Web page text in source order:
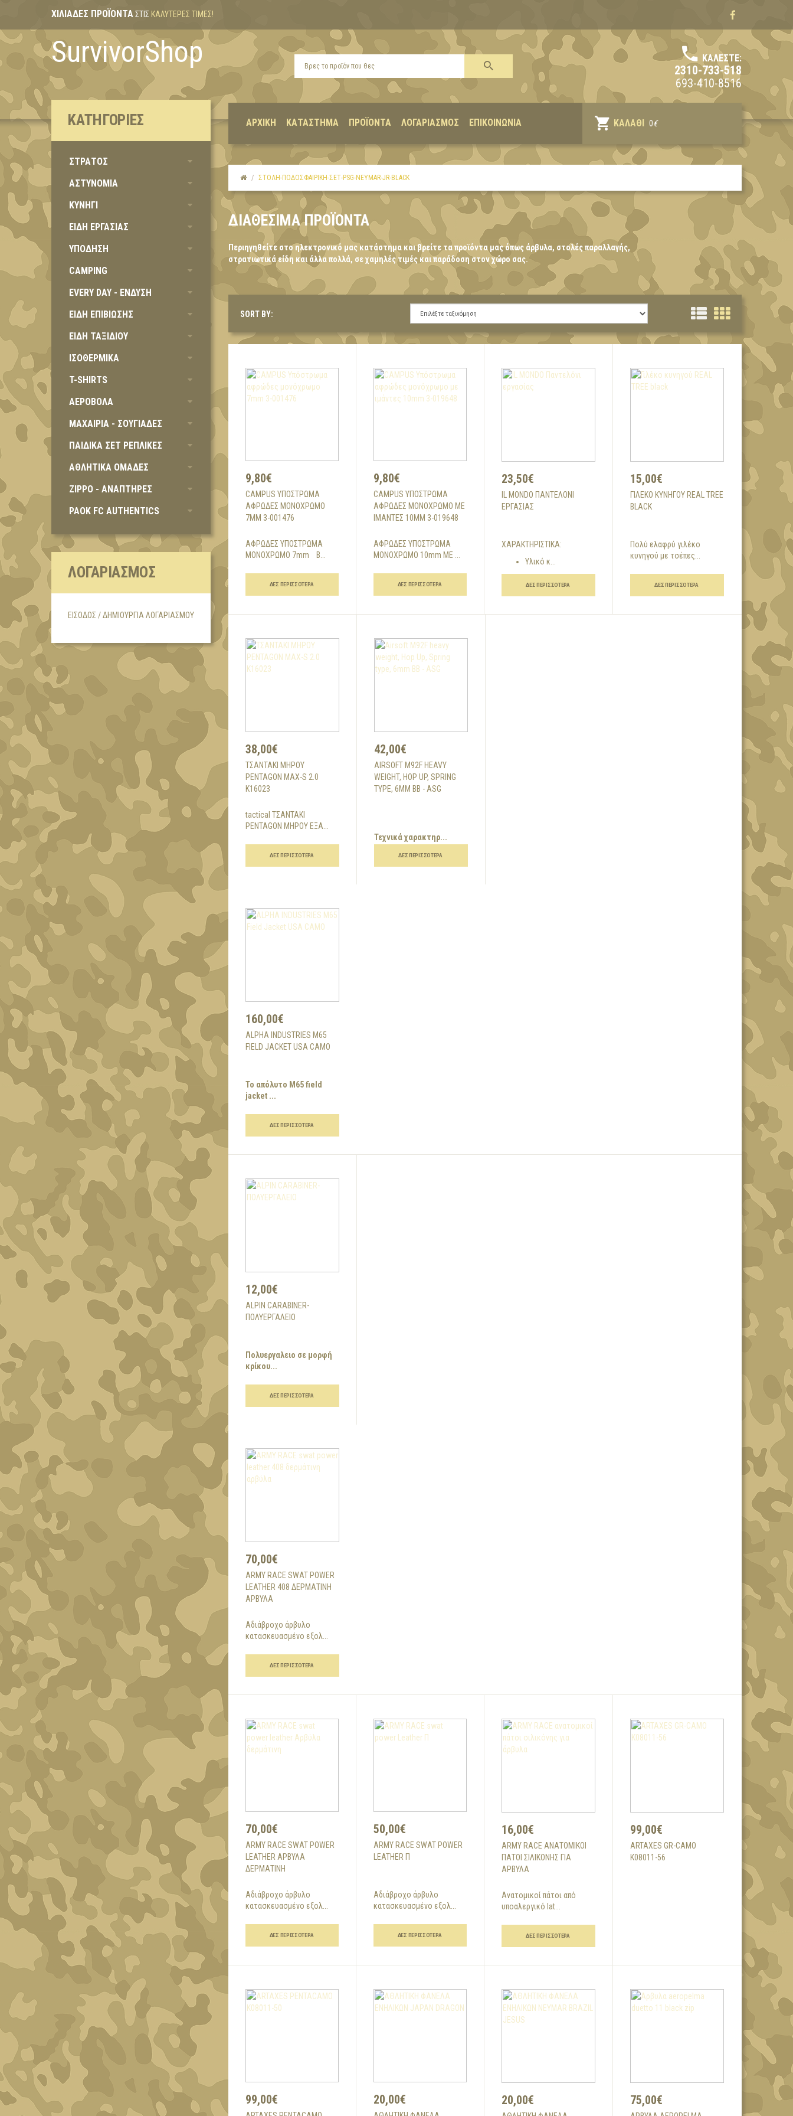
ΧΙΛΙΆΔΕΣ ΠΡΟΪΌΝΤΑΣΤΙΣ ΚΑΛΎΤΕΡΕΣ ΤΙΜΈΣ!
SurvivorShop ΚΑΛΈΣΤΕ:
2310-733-518
693-410-8516
ΚΑΛΆΘΙ 0€
ΑΡΧΙΚΉ ΚΑΤΆΣΤΗΜΑ ΠΡΟΪΌΝΤΑ ΛΟΓΑΡΙΑΣΜΌΣ ΕΠΙΚΟΙΝΩΝΊΑ
ΚΑΤΗΓΟΡΊΕΣ
ΣΤΡΑΤΟΣ
ΑΣΤΥΝΟΜΙΑ
ΚΥΝΗΓΙ
ΕΙΔΗ ΕΡΓΑΣΙΑΣ
ΥΠΟΔΗΣΗ
CAMPING
EVERY DAY - ΕΝΔΥΣΗ
ΕΙΔΗ ΕΠΙΒΙΩΣΗΣ
ΕΙΔΗ ΤΑΞΙΔΙΟΥ
ΙΣΟΘΕΡΜΙΚΑ
T-SHIRTS
ΑΕΡΟΒΟΛΑ
ΜΑΧΑΙΡΙΑ - ΣΟΥΓΙΑΔΕΣ
ΠΑΙΔΙΚΑ ΣΕΤ ΡΕΠΛΙΚΕΣ
ΑΘΛΗΤΙΚΑ ΟΜΑΔΕΣ
ZIPPO - ΑΝΑΠΤΗΡΕΣ
PAOK FC AUTHENTICS
ΛΟΓΑΡΙΑΣΜΌΣ
ΕΊΣΟΔΟΣ / ΔΗΜΙΟΥΡΓΊΑ ΛΟΓΑΡΙΑΣΜΟΎ
ΣΤΟΛΉ-ΠΟΔΟΣΦΑΙΡΙΚΉ-ΣΕΤ-PSG-NEYMAR-JR-BLACK
ΔΙΑΘΈΣΙΜΑ ΠΡΟΪΌΝΤΑ
Περιηγηθείτε στο ηλεκτρονικό μας κατάστημα και βρείτε τα προϊόντα μας όπως άρβυλα, στολές παραλλαγής,
στρατιωτικά είδη και άλλα πολλά, σε χαμηλές τιμές και παράδοση στον χώρο σας.
SORT BY:
9,80€
CAMPUS ΥΠΌΣΤΡΩΜΑ
ΑΦΡΏΔΕΣ ΜΟΝΌΧΡΩΜΟ
7MM 3-001476
ΑΦΡΩΔΕΣ ΥΠΟΣΤΡΩΜΑ
ΜΟΝΟΧΡΩΜΟ 7mm Β...
ΔΕΣ ΠΕΡΙΣΣΌΤΕΡΑ
9,80€
CAMPUS ΥΠΌΣΤΡΩΜΑ
ΑΦΡΏΔΕΣ ΜΟΝΌΧΡΩΜΟ ΜΕ
ΙΜΆΝΤΕΣ 10MM 3-019648
ΑΦΡΩΔΕΣ ΥΠΟΣΤΡΩΜΑ
ΜΟΝΟΧΡΩΜΟ 10mm ΜΕ ...
ΔΕΣ ΠΕΡΙΣΣΌΤΕΡΑ
23,50€
IL MONDO ΠΑΝΤΕΛΌΝΙ
ΕΡΓΑΣΊΑΣ
ΧΑΡΑΚΤΗΡΙΣΤΙΚΑ:
Υλικό κ...
ΔΕΣ ΠΕΡΙΣΣΌΤΕΡΑ
15,00€
ΓΙΛΈΚΟ ΚΥΝΗΓΟΎ REAL TREE
BLACK
Πολύ ελαφρύ γιλέκο
κυνηγού με τσέπες...
ΔΕΣ ΠΕΡΙΣΣΌΤΕΡΑ
38,00€
ΤΣΑΝΤΑΚΙ ΜΗΡΟΥ
PENTAGON MAX-S 2.0
K16023
tactical ΤΣΑΝΤΑΚΙ
PENTAGON ΜΗΡΟΥ ΕΞΑ...
ΔΕΣ ΠΕΡΙΣΣΌΤΕΡΑ
42,00€
AIRSOFT M92F HEAVY
WEIGHT, HOP UP, SPRING
TYPE, 6MM BB - ASG
Τεχνικά χαρακτηρ...
ΔΕΣ ΠΕΡΙΣΣΌΤΕΡΑ
160,00€
ALPHA INDUSTRIES M65
FIELD JACKET USA CAMO
Το απόλυτο Μ65 field
jacket ...
ΔΕΣ ΠΕΡΙΣΣΌΤΕΡΑ
12,00€
ALPIN CARABINER-
ΠΟΛΥΕΡΓΑΛΕΙΟ
Πολυεργαλειο σε μορφή
κρίκου...
ΔΕΣ ΠΕΡΙΣΣΌΤΕΡΑ
70,00€
ARMY RACE SWAT POWER
LEATHER 408 ΔΕΡΜΆΤΙΝΗ
ΑΡΒΎΛΑ
Αδιάβροχο άρβυλο
κατασκευασμένο εξολ...
ΔΕΣ ΠΕΡΙΣΣΌΤΕΡΑ
70,00€
ARMY RACE SWAT POWER
LEATHER ΑΡΒΎΛΑ
ΔΕΡΜΆΤΙΝΗ
Αδιάβροχο άρβυλο
κατασκευασμένο εξολ...
ΔΕΣ ΠΕΡΙΣΣΌΤΕΡΑ
50,00€
ARMY RACE SWAT POWER
LEATHER Π
Αδιάβροχο άρβυλο
κατασκευασμένο εξολ...
ΔΕΣ ΠΕΡΙΣΣΌΤΕΡΑ
16,00€
ARMY RACE ΑΝΑΤΟΜΙΚΟΊ
ΠΆΤΟΙ ΣΙΛΙΚΌΝΗΣ ΓΙΑ
ΆΡΒΥΛΑ
Ανατομικοί πάτοι από
υποαλεργικό lat...
ΔΕΣ ΠΕΡΙΣΣΌΤΕΡΑ
99,00€
ARTAXES GR-CAMO
K08011-56
99,00€ 20,00€ 20,00€ 75,00€